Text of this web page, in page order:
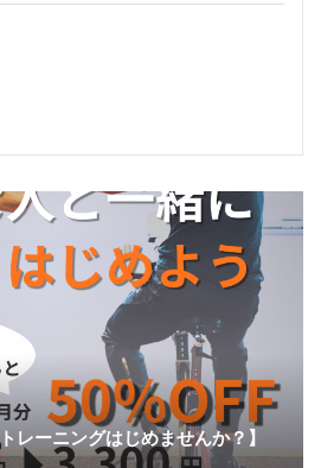
レーニングはじめませんか？】